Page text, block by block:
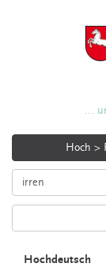
...
Hoch >
Hochdeutsch